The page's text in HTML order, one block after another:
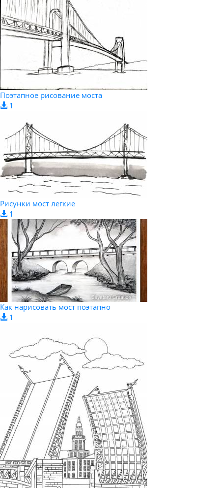
Поэтапное рисование моста
1
Рисунки мост легкие
1
Как нарисовать мост поэтапно
1